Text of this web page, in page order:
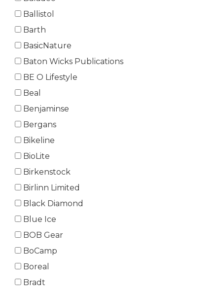
Ballistol
Barth
BasicNature
Baton Wicks Publications
BE O Lifestyle
Beal
Benjaminse
Bergans
Bikeline
BioLite
Birkenstock
Birlinn Limited
Black Diamond
Blue Ice
BOB Gear
BoCamp
Boreal
Bradt